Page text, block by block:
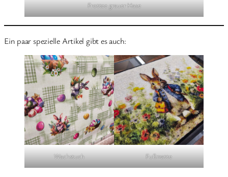
Frottee grauer Hase
Ein paar spezielle Artikel gibt es auch:
Wachstuch Fußmatte